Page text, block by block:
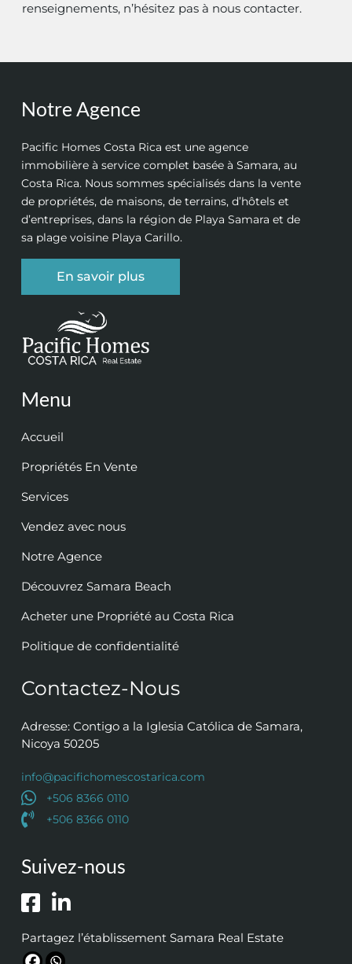
renseignements, n’hésitez pas à nous contacter.
Notre Agence
Pacific Homes Costa Rica est une agence
immobilière à service complet basée à Samara, au
Costa Rica. Nous sommes spécialisés dans la vente
de propriétés, de maisons, de terrains, d’hôtels et
d’entreprises, dans la région de Playa Samara et de
sa plage voisine Playa Carillo.
En savoir plus
Menu
Accueil
Propriétés En Vente
Services
Vendez avec nous
Notre Agence
Découvrez Samara Beach
Acheter une Propriété au Costa Rica
Politique de confidentialité
Contactez-Nous
Adresse: Contigo a la Iglesia Católica de Samara,
Nicoya 50205
info@pacifichomescostarica.com
+506 8366 0110
+506 8366 0110
Suivez-nous
Partagez l’établissement Samara Real Estate